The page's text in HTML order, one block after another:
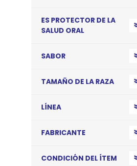
ES PROTECTOR DE LA
SALUD ORAL
SABOR
TAMAÑO DE LA RAZA
LÍNEA
FABRICANTE
CONDICIÓN DEL ÍTEM